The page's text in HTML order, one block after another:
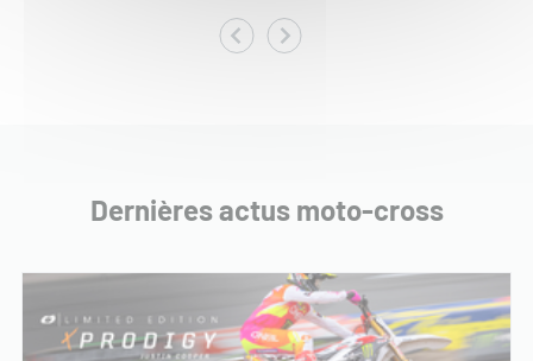
Dernières actus moto-cross